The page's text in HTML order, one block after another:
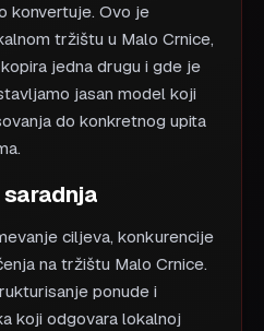
konvertuje. Ovo je
tržištu u Malo Crnice,
jedna drugu i gde je
jasan model koji
do konkretnog upita
ciljeva, konkurencije
na tržištu Malo Crnice.
ponude i
koji odgovara lokalnoj